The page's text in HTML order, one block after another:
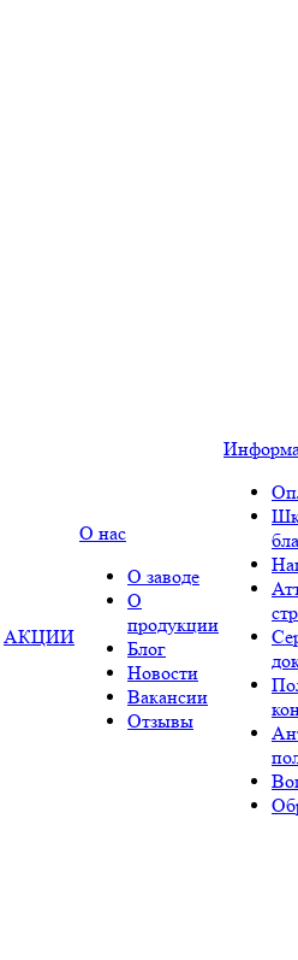
АКЦИИ
О нас
О заводе
О
продукции
Блог
Новости
Вакансии
Отзывы